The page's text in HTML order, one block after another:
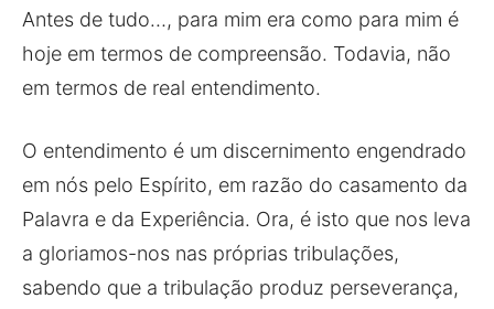
Antes de tudo…, para mim era como para mim é
hoje em termos de compreensão. Todavia, não
em termos de real entendimento.
O entendimento é um discernimento engendrado
em nós pelo Espírito, em razão do casamento da
Palavra e da Experiência. Ora, é isto que nos leva
a gloriamos-nos nas próprias tribulações,
sabendo que a tribulação produz perseverança,